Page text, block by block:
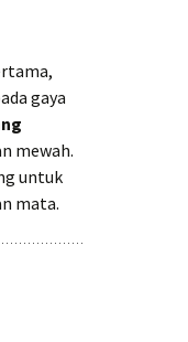
gaya
mewah.
untuk
mata.